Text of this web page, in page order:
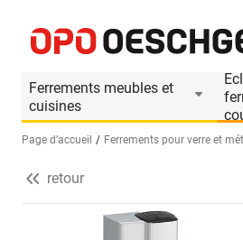
Ferrements meubles et
cuisines
Sélectionnez une langue (FR)
Page d’accueil Ferrements pour verre et
Informations produit
retour